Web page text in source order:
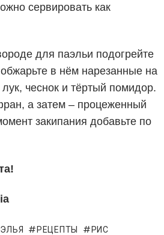
сервировать как
для паэльи подогрейте
в нём нарезанные на
лук, чеснок и тёртый помидор.
а затем – процеженный
закипания добавьте по
РЕЦЕПТЫ
РИС